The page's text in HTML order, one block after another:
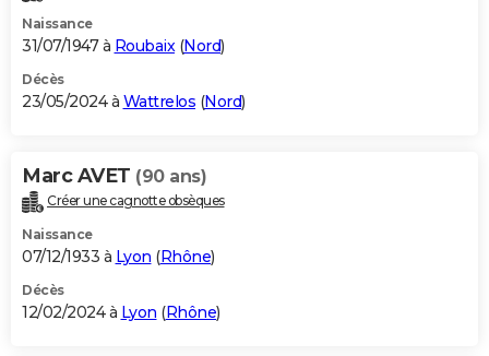
Naissance
31/07/1947 à Roubaix(Nord)
Décès
23/05/2024 à Wattrelos (Nord)
Marc AVET (90 ans)
Créer une cagnotte obsèques
Naissance
07/12/1933 à Lyon (Rhône)
Décès
12/02/2024 à Lyon (Rhône)